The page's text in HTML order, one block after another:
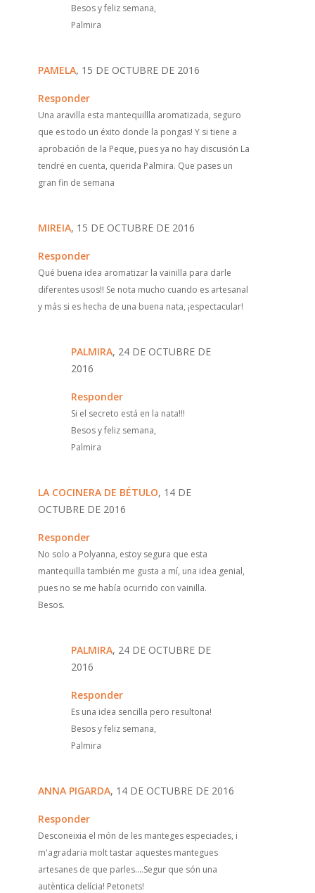
Besos y feliz semana,
Palmira
PAMELA, 15 DE OCTUBRE DE 2016
Responder
Una aravilla esta mantequillla aromatizada, seguro
que es todo un éxito donde la pongas! Y si tiene a
aprobación de la Peque, pues ya no hay discusión La
tendré en cuenta, querida Palmira. Que pases un
gran fin de semana
MIREIA, 15 DE OCTUBRE DE 2016
Responder
Qué buena idea aromatizar la vainilla para darle
diferentes usos!! Se nota mucho cuando es artesanal
y más si es hecha de una buena nata, ¡espectacular!
PALMIRA, 24 DE OCTUBRE DE
2016
Responder
Si el secreto está en la nata!!!
Besos y feliz semana,
Palmira
LA COCINERA DE BÉTULO, 14 DE
OCTUBRE DE 2016
Responder
No solo a Polyanna, estoy segura que esta
mantequilla también me gusta a mí, una idea genial,
pues no se me había ocurrido con vainilla.
Besos.
PALMIRA, 24 DE OCTUBRE DE
2016
Responder
Es una idea sencilla pero resultona!
Besos y feliz semana,
Palmira
ANNA PIGARDA, 14 DE OCTUBRE DE 2016
Responder
Desconeixia el món de les manteges especiades, i
m'agradaria molt tastar aquestes mantegues
artesanes de que parles....Segur que són una
autèntica delícia! Petonets!